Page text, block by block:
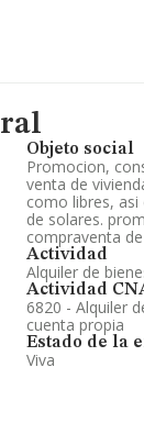
Objeto social
Promocion,
venta de
como libres,
de solares.
compraventa
Actividad
Alquiler de
Actividad
6820 - Alquiler
cuenta propia
Estado de la
Viva